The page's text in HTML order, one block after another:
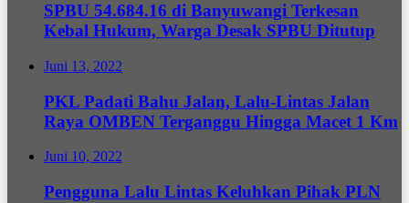
SPBU 54.684.16 di Banyuwangi Terkesan
Kebal Hukum, Warga Desak SPBU Ditutup
Juni 13, 2022
PKL Padati Bahu Jalan, Lalu-Lintas Jalan
Raya OMBEN Terganggu Hingga Macet 1 Km
Juni 10, 2022
Pengguna Lalu Lintas Keluhkan Pihak PLN